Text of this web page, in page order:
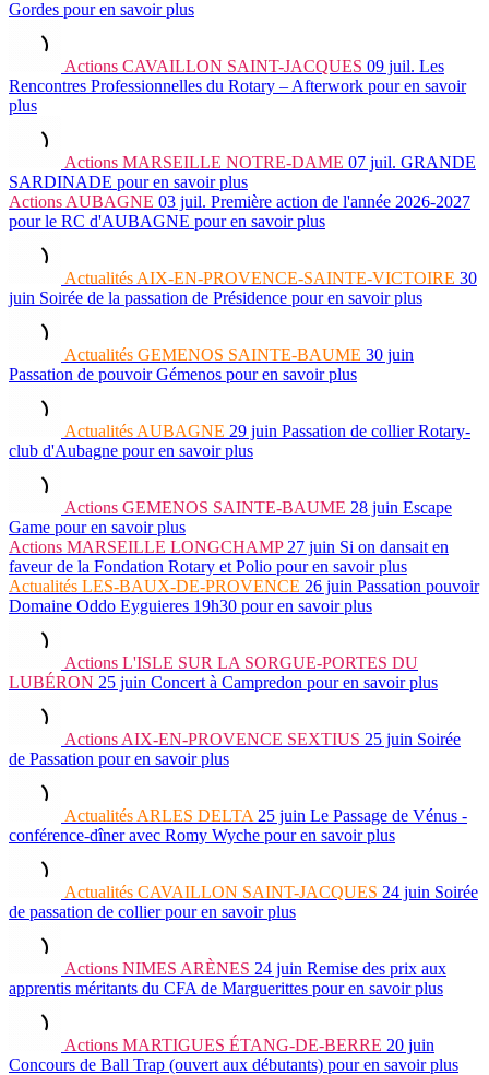
Gordes pour en savoir plus
Actions CAVAILLON SAINT-JACQUES 09 juil. Les
Rencontres Professionnelles du Rotary – Afterwork pour en savoir
plus
Actions MARSEILLE NOTRE-DAME 07 juil. GRANDE
SARDINADE pour en savoir plus
Actions AUBAGNE 03 juil. Première action de l'année 2026-2027
pour le RC d'AUBAGNE pour en savoir plus
Actualités AIX-EN-PROVENCE-SAINTE-VICTOIRE 30
juin Soirée de la passation de Présidence pour en savoir plus
Actualités GEMENOS SAINTE-BAUME 30 juin
Passation de pouvoir Gémenos pour en savoir plus
Actualités AUBAGNE 29 juin Passation de collier Rotary-
club d'Aubagne pour en savoir plus
Actions GEMENOS SAINTE-BAUME 28 juin Escape
Game pour en savoir plus
Actions MARSEILLE LONGCHAMP 27 juin Si on dansait en
faveur de la Fondation Rotary et Polio pour en savoir plus
Actualités LES-BAUX-DE-PROVENCE 26 juin Passation pouvoir
Domaine Oddo Eyguieres 19h30 pour en savoir plus
Actions L'ISLE SUR LA SORGUE-PORTES DU
LUBÉRON 25 juin Concert à Campredon pour en savoir plus
Actions AIX-EN-PROVENCE SEXTIUS 25 juin Soirée
de Passation pour en savoir plus
Actualités ARLES DELTA 25 juin Le Passage de Vénus -
conférence-dîner avec Romy Wyche pour en savoir plus
Actualités CAVAILLON SAINT-JACQUES 24 juin Soirée
de passation de collierpour en savoir plus
Actions NIMES ARÈNES 24 juin Remise des prix aux
apprentis méritants du CFA de Marguerittes pour en savoir plus
Actions MARTIGUES ÉTANG-DE-BERRE 20 juin
Concours de Ball Trap (ouvert aux débutants) pour en savoir plus